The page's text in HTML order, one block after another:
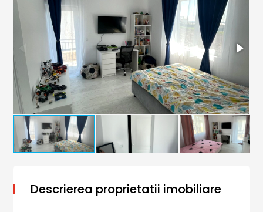
Descrierea proprietatii imobiliare